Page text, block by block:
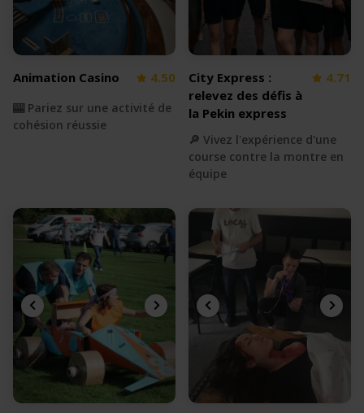
Animation Casino 4.50
🎰 Pariez sur une activité de
cohésion réussie
City Express :
relevez des défis à
la Pekin express
4.71
🔎 Vivez l'expérience d'une
course contre la montre en
équipe